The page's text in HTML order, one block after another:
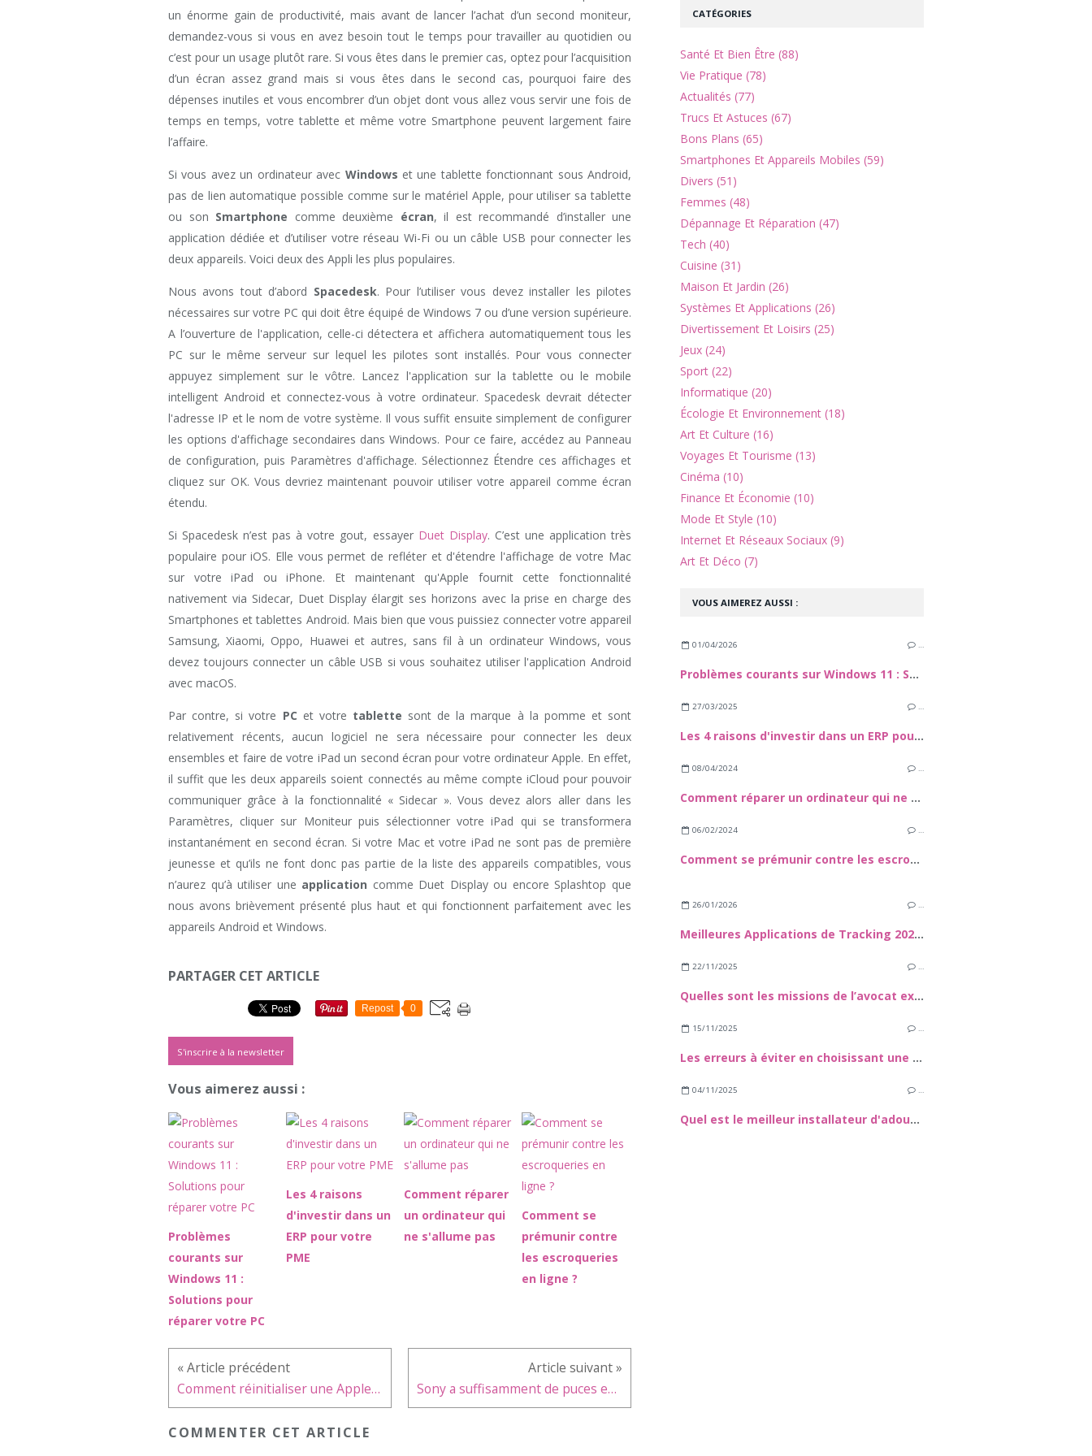
un énorme gain de productivité, mais avant de lancer l’achat d’un second moniteur,
demandez-vous si vous en avez besoin tout le temps pour travailler au quotidien ou
c’est pour un usage plutôt rare. Si vous êtes dans le premier cas, optez pour l’acquisition
d’un écran assez grand mais si vous êtes dans le second cas, pourquoi faire des
dépenses inutiles et vous encombrer d’un objet dont vous allez vous servir une fois de
temps en temps, votre tablette et même votre Smartphone peuvent largement faire
l’affaire.
Si vous avez un ordinateur avec Windows et une tablette fonctionnant sous Android,
pas de lien automatique possible comme sur le matériel Apple, pour utiliser sa tablette
ou son Smartphone comme deuxième écran, il est recommandé d’installer une
application dédiée et d’utiliser votre réseau Wi-Fi ou un câble USB pour connecter les
deux appareils. Voici deux des Appli les plus populaires.
Nous avons tout d’abord Spacedesk. Pour l’utiliser vous devez installer les pilotes
nécessaires sur votre PC qui doit être équipé de Windows 7 ou d’une version supérieure.
A l’ouverture de l'application, celle-ci détectera et affichera automatiquement tous les
PC sur le même serveur sur lequel les pilotes sont installés. Pour vous connecter
appuyez simplement sur le vôtre. Lancez l'application sur la tablette ou le mobile
intelligent Android et connectez-vous à votre ordinateur. Spacedesk devrait détecter
l'adresse IP et le nom de votre système. Il vous suffit ensuite simplement de configurer
les options d'affichage secondaires dans Windows. Pour ce faire, accédez au Panneau
de configuration, puis Paramètres d'affichage. Sélectionnez Étendre ces affichages et
cliquez sur OK. Vous devriez maintenant pouvoir utiliser votre appareil comme écran
étendu.
Si Spacedesk n’est pas à votre gout, essayer Duet Display. C’est une application très
populaire pour iOS. Elle vous permet de refléter et d'étendre l'affichage de votre Mac
sur votre iPad ou iPhone. Et maintenant qu'Apple fournit cette fonctionnalité
nativement via Sidecar, Duet Display élargit ses horizons avec la prise en charge des
Smartphones et tablettes Android. Mais bien que vous puissiez connecter votre appareil
Samsung, Xiaomi, Oppo, Huawei et autres, sans fil à un ordinateur Windows, vous
devez toujours connecter un câble USB si vous souhaitez utiliser l'application Android
avec macOS.
Par contre, si votre PC et votre tablette sont de la marque à la pomme et sont
relativement récents, aucun logiciel ne sera nécessaire pour connecter les deux
ensembles et faire de votre iPad un second écran pour votre ordinateur Apple. En effet,
il suffit que les deux appareils soient connectés au même compte iCloud pour pouvoir
communiquer grâce à la fonctionnalité « Sidecar ». Vous devez alors aller dans les
Paramètres, cliquer sur Moniteur puis sélectionner votre iPad qui se transformera
instantanément en second écran. Si votre Mac et votre iPad ne sont pas de première
jeunesse et qu’ils ne font donc pas partie de la liste des appareils compatibles, vous
n’aurez qu’à utiliser une application comme Duet Display ou encore Splashtop que
nous avons brièvement présenté plus haut et qui fonctionnent parfaitement avec les
appareils Android et Windows.
PARTAGER CET ARTICLE
Repost 0
S'inscrire à la newsletter
Vous aimerez aussi :
Problèmes
courants sur
Windows 11 :
Solutions pour
réparer votre PC
Les 4 raisons
d'investir dans un
ERP pour votre
PME
Comment réparer
un ordinateur qui
ne s'allume pas
Comment se
prémunir contre
les escroqueries
en ligne ?
Comment réinitialiser une Apple Watch Sony a suffisamment de puces en stock pour la PS5
COMMENTER CET ARTICLE
VOUS AIMEREZ AUSSI :
01/04/2026 …
Problèmes courants sur Windows 11 : Solutions pour réparer votre PC
27/03/2025 …
Les 4 raisons d'investir dans un ERP pour votre PME
08/04/2024 …
Comment réparer un ordinateur qui ne s'allume pas
06/02/2024 …
Comment se prémunir contre les escroqueries en ligne ?
26/01/2026 …
Meilleures Applications de Tracking 2026 : Comment sécuuriser vos proches et vos appareils
22/11/2025 …
Quelles sont les missions de l’avocat expert en droit de la construction et dans le domaine des travaux de rénovation énergétique ?
15/11/2025 …
Les erreurs à éviter en choisissant une assurance
04/11/2025 …
Quel est le meilleur installateur d'adoucisseur d'eau dans le 72 ?
CATÉGORIES
Santé Et Bien Être (88)
Vie Pratique (78)
Actualités (77)
Trucs Et Astuces (67)
Bons Plans (65)
Smartphones Et Appareils Mobiles (59)
Divers (51)
Femmes (48)
Dépannage Et Réparation (47)
Tech (40)
Cuisine (31)
Maison Et Jardin (26)
Systèmes Et Applications (26)
Divertissement Et Loisirs (25)
Jeux (24)
Sport (22)
Informatique (20)
Écologie Et Environnement (18)
Art Et Culture (16)
Voyages Et Tourisme (13)
Cinéma (10)
Finance Et Économie (10)
Mode Et Style (10)
Internet Et Réseaux Sociaux (9)
Art Et Déco (7)